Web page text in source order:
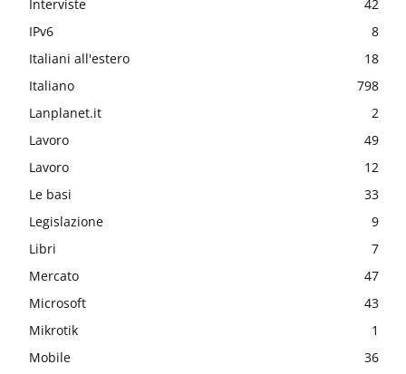
Interviste
42
IPv6
8
Italiani all'estero
18
Italiano
798
Lanplanet.it
2
Lavoro
49
Lavoro
12
Le basi
33
Legislazione
9
Libri
7
Mercato
47
Microsoft
43
Mikrotik
1
Mobile
36